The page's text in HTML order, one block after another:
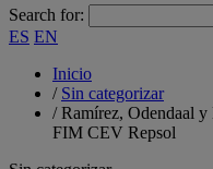
Search for:
ES EN
Inicio
/ Sin categorizar
/Ramírez, Odendaal y
FIM CEV Repsol